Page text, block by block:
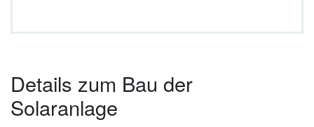
Details zum Bau der
Solaranlage